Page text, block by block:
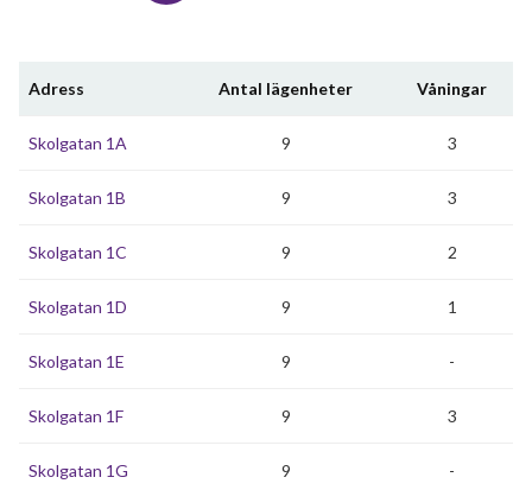
Adress Antal lägenheter Våningar
Skolgatan 1A 9 3
Skolgatan 1B 9 3
Skolgatan 1C 9 2
Skolgatan 1D 9 1
Skolgatan 1E 9 -
Skolgatan 1F 9 3
Skolgatan 1G 9 -